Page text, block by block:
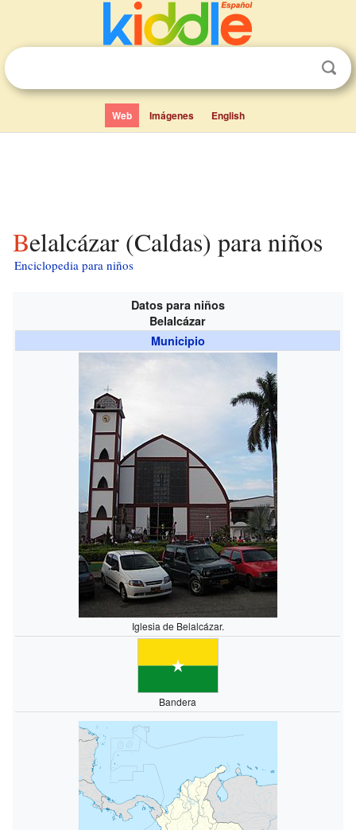
Web Imágenes English
Belalcázar (Caldas) para niños
Enciclopedia para niños
Datos para niños
Belalcázar
Municipio
Iglesia de Belalcázar.
Bandera